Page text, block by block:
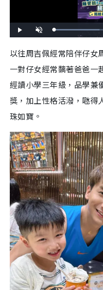
l
n
t
e
L
o
e
d
4
2
3
5
以往周吉佩經常陪伴仔女
一對仔女經常黐著爸爸一
經讀小學三年級，品學兼
獎，加上性格活潑，𠱁得
珠如寶。